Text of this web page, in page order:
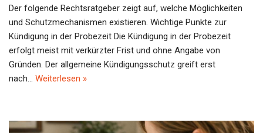
Der folgende Rechtsratgeber zeigt auf, welche Möglichkeiten
und Schutzmechanismen existieren. Wichtige Punkte zur
Kündigung in der Probezeit Die Kündigung in der Probezeit
erfolgt meist mit verkürzter Frist und ohne Angabe von
Gründen. Der allgemeine Kündigungsschutz greift erst
nach… Weiterlesen »